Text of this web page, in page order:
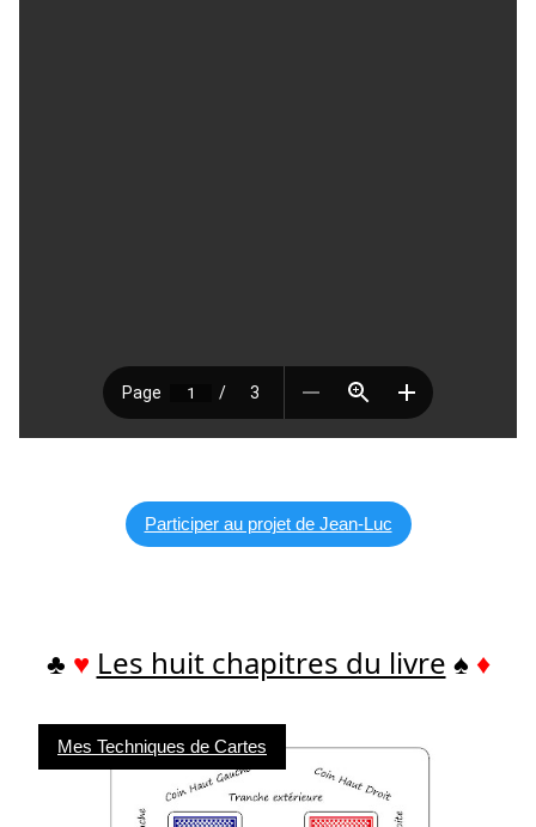
Participer au projet de Jean-Luc
♣ ♥ Les huit chapitres du livre ♠ ♦
Mes Techniques de Cartes